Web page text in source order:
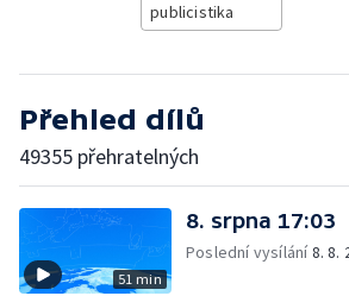
publicistika
Přehled dílů
49355 přehratelných
51 min
8. srpna 17:03
Poslední vysílání8. 8.